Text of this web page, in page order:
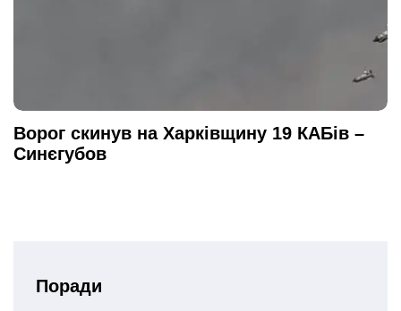
Ворог скинув на Харківщину 19 КАБів –
Синєгубов
Поради